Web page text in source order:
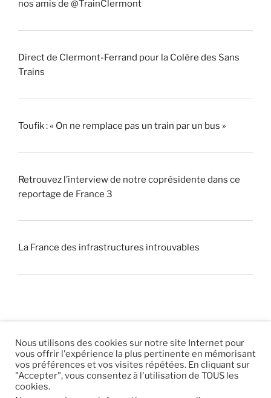
nos amis de @TrainClermont
Direct de Clermont-Ferrand pour la Colère des Sans
Trains
Toufik : « On ne remplace pas un train par un bus »
Retrouvez l’interview de notre coprésidente dans ce
reportage de France 3
La France des infrastructures introuvables
© 2026 |Mentions légales|Hébergement Eur’Net.|
RSS|sitemap
Nous utilisons des cookies sur notre site Internet pour
vous offrir l'expérience la plus pertinente en mémorisant
vos préférences et vos visites répétées. En cliquant sur
"Accepter", vous consentez à l'utilisation de TOUS les
cookies.